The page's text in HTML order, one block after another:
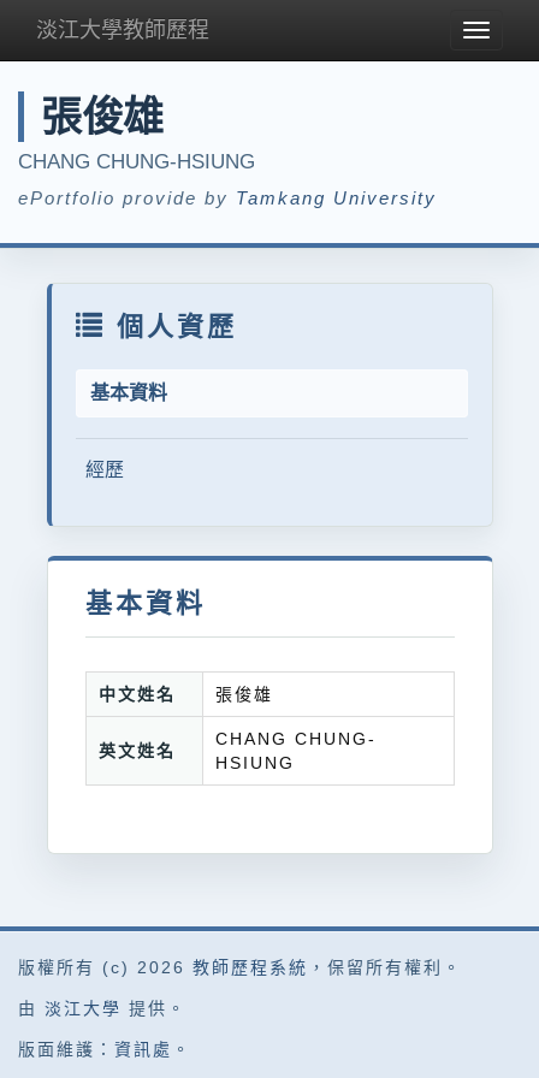
Toggle
淡江大學教師歷程
張俊雄
CHANG CHUNG-HSIUNG
ePortfolio provide by Tamkang University
個人資歷
基本資料
經歷
基本資料
中文姓名 張俊雄
英文姓名
CHANG CHUNG-
HSIUNG
版權所有 (c) 2026 教師歷程系統 ，保留所有權利。
由 淡江大學 提供。
版面維護： 資訊處 。